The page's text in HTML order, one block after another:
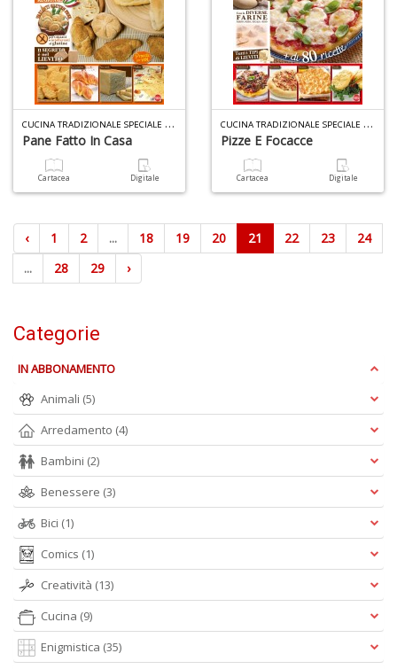
C
UCINA TRADIZIONALE SPECIALE N.4
Pane Fatto In Casa
Cartacea Digitale
C
UCINA TRADIZIONALE SPECIALE N.3
Pizze E Focacce
Cartacea Digitale
‹ 1 2 ... 18 19 20 21 22 23
24
...
28 29 ›
Categorie
IN ABBONAMENTO
Animali (5)
Arredamento (4)
Bambini (2)
Benessere (3)
Bici (1)
Comics (1)
Creatività (13)
Cucina (9)
Enigmistica (35)